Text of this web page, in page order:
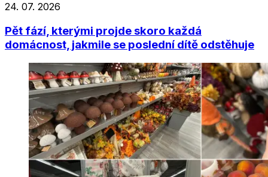
24. 07. 2026
Pět fází, kterými projde skoro každá
domácnost, jakmile se poslední dítě odstěhuje